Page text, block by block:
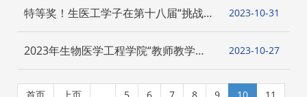
举办
特等奖！生医工学子在第十八届“挑战
杯”国赛中再创佳绩！
31
2023-10
2023年生物医学工程学院“教师教学创
新大赛”成功举办
27
2023-10